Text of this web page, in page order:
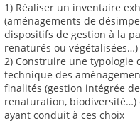
1) Réaliser un inventaire
(aménagements de
dispositifs de gestion à la
renaturés ou végétalisées…)
2) Construire une typologie
technique des
finalités (gestion intégrée
renaturation, biodiversité…)
ayant conduit à ces choix